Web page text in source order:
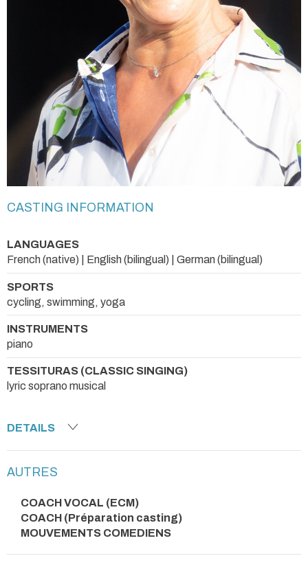
CASTING INFORMATION
LANGUAGES
French (native) | English (bilingual) | German (bilingual)
SPORTS
cycling, swimming, yoga
INSTRUMENTS
piano
TESSITURAS (CLASSIC SINGING)
lyric soprano musical
DETAILS
AUTRES
COACH VOCAL (ECM)
COACH (Préparation casting)
MOUVEMENTS COMEDIENS